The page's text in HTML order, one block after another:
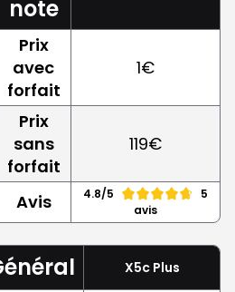
note
Prix
avec
forfait
1€
Prix
sans
forfait
119€
Avis 4.8/5
5
avis
X5c Plus